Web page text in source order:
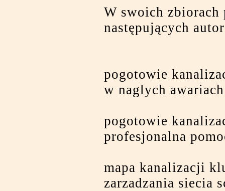
W swoich zbiorach
następujących
pogotowie
w naglych awariach
pogotowie
profesjonalna
mapa kanalizacji
zarzadzania siecia